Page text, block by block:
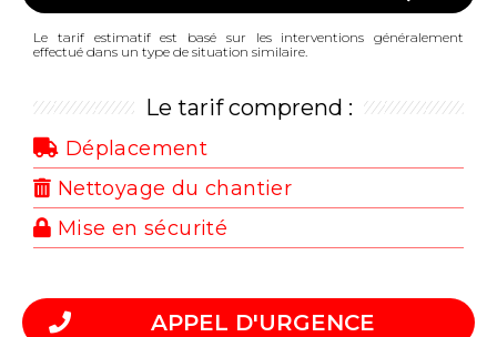
Le tarif estimatif est basé sur les interventions généralement
effectué dans un type de situation similaire.
Le tarif comprend :
Déplacement
Nettoyage du chantier
Mise en sécurité
APPEL D'URGENCE